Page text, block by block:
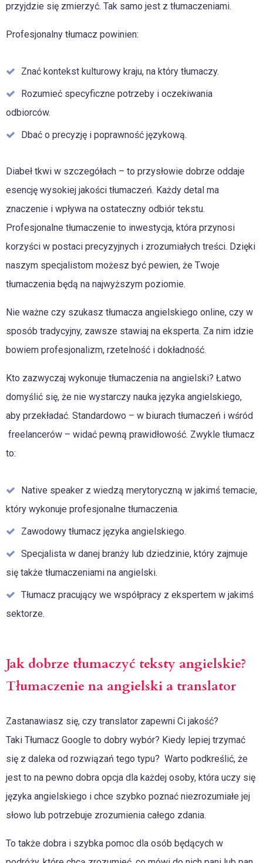
przyjdzie się zmierzyć. Tak samo jest z tłumaczeniami.
Profesjonalny tłumacz powinien:
Znać kontekst kulturowy kraju, na który tłumaczy.
Rozumieć specyficzne potrzeby i oczekiwania
odbiorców.
Dbać o precyzję i poprawność językową.
Diabeł tkwi w szczegółach – to przysłowie dobrze oddaje
esencję wysokiej jakości tłumaczeń. Każdy detal ma
znaczenie i wpływa na ostateczny odbiór tekstu.
Profesjonalne tłumaczenie to inwestycja, która przynosi
korzyści w postaci precyzyjnych i zrozumiałych treści. Dzięki
naszym specjalistom możesz być pewien, że Twoje
tłumaczenia będą na najwyższym poziomie.
Nie ważne czy szukasz tłumacza angielskiego online, czy w
sposób tradycyjny, zawsze stawiaj na eksperta. Za nim idzie
bowiem profesjonalizm, rzetelność i dokładność.
Kto zazwyczaj wykonuje tłumaczenia na angielski? Łatwo
domyślić się, że nie wystarczy nauka języka angielskiego,
aby przekładać. Standardowo – w biurach tłumaczeń i wśród
freelancerów – widać pewną prawidłowość. Zwykle tłumacz
to:
Native speaker z wiedzą merytoryczną w jakimś temacie,
który wykonuje profesjonalne tłumaczenia.
Zawodowy tłumacz języka angielskiego.
Specjalista w danej branży lub dziedzinie, który zajmuje
się także tłumaczeniami na angielski.
Tłumacz pracujący we współpracy z ekspertem w jakimś
sektorze.
Jak dobrze tłumaczyć teksty angielskie?
Tłumaczenie na angielski a translator
Zastanawiasz się, czy translator zapewni Ci jakość?
Taki Tłumacz Google to dobry wybór? Kiedy lepiej trzymać
się z daleka od rozwiązań tego typu? Warto podkreślić, że
jest to na pewno dobra opcja dla każdej osoby, która uczy się
języka angielskiego i chce szybko poznać niezrozumiałe jej
słowo lub potrzebuje zrozumienia całego zdania.
To także dobra i szybka pomoc dla osób będących w